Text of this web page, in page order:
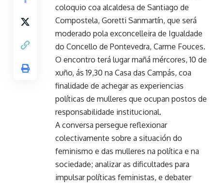
coloquio coa alcaldesa de Santiago de
Compostela, Goretti Sanmartín, que será
moderado pola exconcelleira de Igualdade
do Concello de Pontevedra, Carme Fouces.
O encontro terá lugar mañá mércores, 10 de
xuño, ás 19,30 na Casa das Campás, coa
finalidade de achegar as experiencias
políticas de mulleres que ocupan postos de
responsabilidade institucional.
A conversa persegue reflexionar
colectivamente sobre a situación do
feminismo e das mulleres na política e na
sociedade; analizar as dificultades para
impulsar políticas feministas, e debater